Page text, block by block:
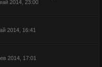
2014, 23:00
2014, 16:41
2014, 17:01